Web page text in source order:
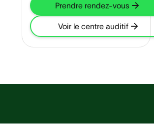
Prendre rendez-vous
Voir le centre auditif